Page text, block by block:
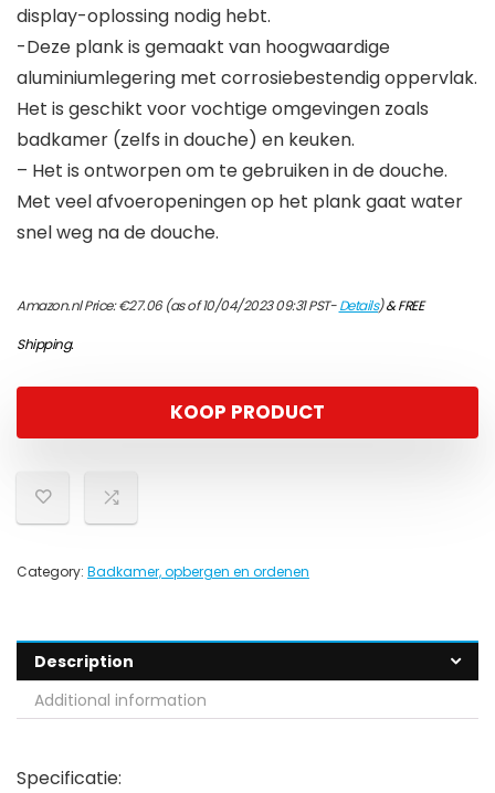
display-oplossing nodig hebt.
-Deze plank is gemaakt van hoogwaardige
aluminiumlegering met corrosiebestendig oppervlak.
Het is geschikt voor vochtige omgevingen zoals
badkamer (zelfs in douche) en keuken.
– Het is ontworpen om te gebruiken in de douche.
Met veel afvoeropeningen op het plank gaat water
snel weg na de douche.
Amazon.nl Price:€27.06(as of 10/04/2023 09:31 PST-Details)&FREE
Shipping.
KOOP PRODUCT
Category: Badkamer, opbergen en ordenen
Description
Additional information
Specificatie: